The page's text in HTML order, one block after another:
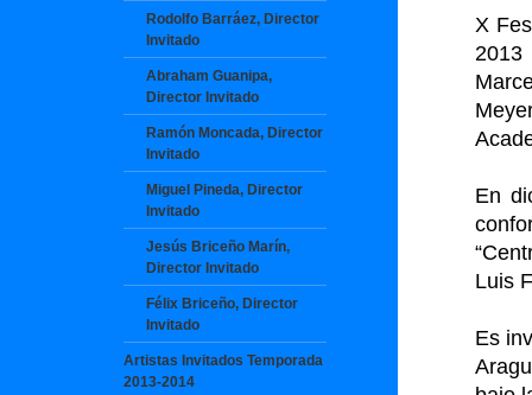
Rodolfo Barráez, Director
Invitado
Abraham Guanipa,
Director Invitado
Ramón Moncada, Director
Invitado
Miguel Pineda, Director
Invitado
Jesús Briceño Marín,
Director Invitado
Félix Briceño, Director
Invitado
Artistas Invitados Temporada
2013-2014
X
En
Luis
Es